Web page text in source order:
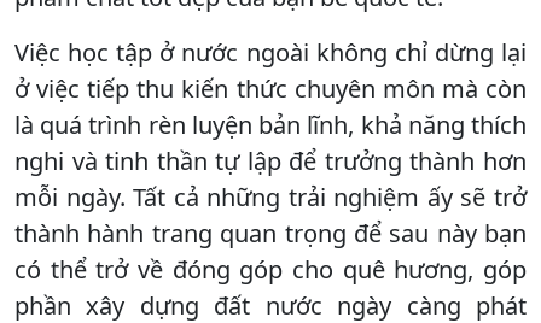
Việc học tập ở nước ngoài không chỉ dừng lại
ở việc tiếp thu kiến thức chuyên môn mà còn
là quá trình rèn luyện bản lĩnh, khả năng thích
nghi và tinh thần tự lập để trưởng thành hơn
mỗi ngày. Tất cả những trải nghiệm ấy sẽ trở
thành hành trang quan trọng để sau này bạn
có thể trở về đóng góp cho quê hương, góp
phần xây dựng đất nước ngày càng phát